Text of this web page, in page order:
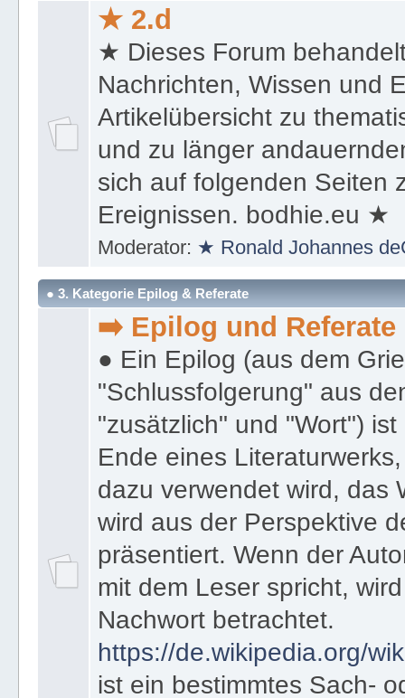
★ 2.d
★ Dieses Forum
Nachrichten, Wissen und
Artikelübersicht zu
und zu länger
sich auf folgenden Seiten
Ereignissen. bodhie.eu ★
Moderator: ★ Ronald Johannes
● 3. Kategorie Epilog & Referate
➡️ Epilog und Referate
● Ein Epilog (aus dem
"Schlussfolgerung" aus
"zusätzlich" und "Wort")
Ende eines
dazu verwendet wird, das
wird aus der Perspektive
präsentiert. Wenn der
mit dem Leser spricht,
Nachwort betrachtet.
https://de.wikipedia.org/
ist ein bestimmtes Sach-